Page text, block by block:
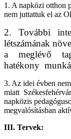
1. A napközi otthon
nem juttattuk el az
2. További
létszámának
a meglévő
hatékony
3. Az idei évben
miatt
napközis
megvalósításban
III. Tervek: